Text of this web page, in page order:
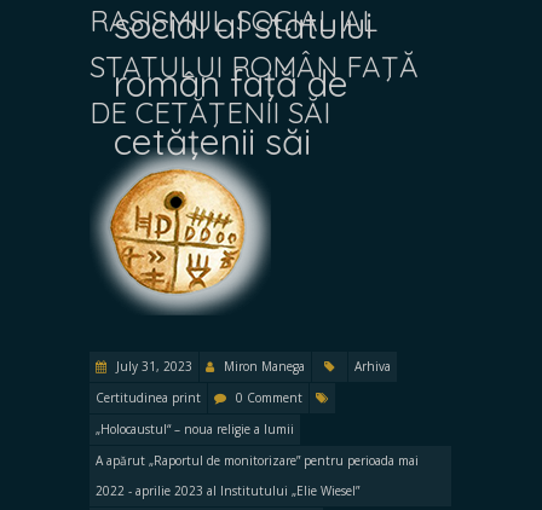
social al statului
român faţă de
cetăţenii săi
RASISMUL SOCIAL AL
STATULUI ROMÂN FAŢĂ
DE CETĂŢENII SĂI
July 31, 2023 Miron Manega
Arhiva
Certitudinea print
0 Comment
„Holocaustul“ – noua religie a lumii
A apărut „Raportul de monitorizare” pentru perioada mai
2022 - aprilie 2023 al Institutului „Elie Wiesel”